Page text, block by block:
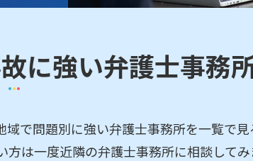
に強い弁護士事務
域で問題別に強い弁護士事務所を一覧で
は一度近隣の弁護士事務所に相談してみ